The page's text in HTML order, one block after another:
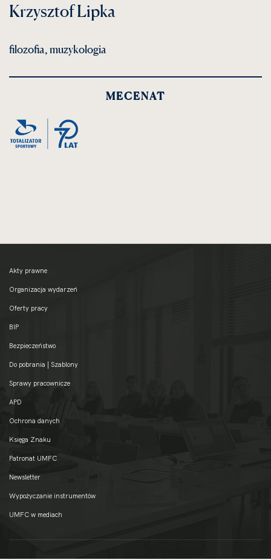
Krzysztof Lipka
filozofia, muzykologia
MECENAT
Akty prawne
Organizacja wydarzeń
Oferty pracy
BIP
Bezpieczeństwo
Do pobrania | Szablony
Sprawy pracownicze
APD
Ochrona danych
Księga Znaku
Patronat UMFC
Newsletter
Wypożyczanie instrumentów
UMFC w mediach